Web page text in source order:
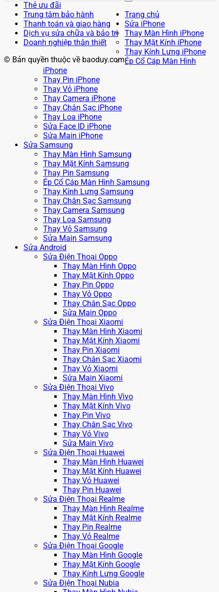
Thẻ ưu đãi
Trung tâm bảo hành
Thanh toán và giao hàng
Dịch vụ sửa chữa và bảo trì
Doanh nghiệp thân thiết
© Bản quyền thuộc về baoduy.com
Trang chủ
Sửa iPhone
Thay Màn Hình iPhone
Thay Mặt Kính iPhone
Thay Kính Lưng iPhone
Ép Cổ Cáp Màn Hình
iPhone
Thay Pin iPhone
Thay Vỏ iPhone
Thay Camera iPhone
Thay Chân Sạc iPhone
Thay Loa iPhone
Sửa Face ID iPhone
Sửa Main iPhone
Sửa Samsung
Thay Màn Hình Samsung
Thay Mặt Kính Samsung
Thay Pin Samsung
Ép Cổ Cáp Màn Hình Samsung
Thay Kính Lưng Samsung
Thay Chân Sạc Samsung
Thay Camera Samsung
Thay Loa Samsung
Thay Vỏ Samsung
Sửa Main Samsung
Sửa Android
Sửa Điện Thoại Oppo
Thay Màn Hình Oppo
Thay Mặt Kính Oppo
Thay Pin Oppo
Thay Vỏ Oppo
Thay Chân Sạc Oppo
Sửa Main Oppo
Sửa Điện Thoại Xiaomi
Thay Màn Hình Xiaomi
Thay Mặt Kính Xiaomi
Thay Pin Xiaomi
Thay Chân Sạc Xiaomi
Thay Vỏ Xiaomi
Sửa Main Xiaomi
Sửa Điện Thoại Vivo
Thay Màn Hình Vivo
Thay Mặt Kính Vivo
Thay Pin Vivo
Thay Chân Sạc Vivo
Thay Vỏ Vivo
Sửa Main Vivo
Sửa Điện Thoại Huawei
Thay Màn Hình Huawei
Thay Mặt Kính Huawei
Thay Vỏ Huawei
Thay Pin Huawei
Sửa Điện Thoại Realme
Thay Màn Hình Realme
Thay Mặt Kính Realme
Thay Pin Realme
Thay Vỏ Realme
Sửa Điện Thoại Google
Thay Màn Hình Google
Thay Mặt Kính Google
Thay Kính Lưng Google
Sửa Điện Thoại Nubia